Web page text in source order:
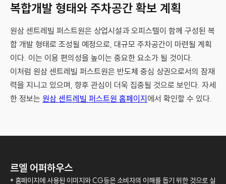
복합개발 형태와 주차공간 확보 계획
원삼 센트레빌 퍼스트원은 상업시설과 오피스텔이 함께 구성된 복
합 개발 형태로 조성될 예정으로, 대규모 주차공간이 마련될 계획
이다. 이는 이용 편의성을 높이는 중요한 요소가 될 것이다.
이처럼 원삼 센트레빌 퍼스트원은 반도체 중심 상권으로서의 잠재
력을 지니고 있으며, 향후 관심이 더욱 집중될 것으로 보인다. 자세
한 정보는 원삼 센트레빌 퍼스트원 홈페이지 에서 확인할 수 있다.
르엘 어퍼하우스
* 홈페이지에 사용된 이미지와 CG등은 소비자의 이해를 돕기 위한 것으로 실